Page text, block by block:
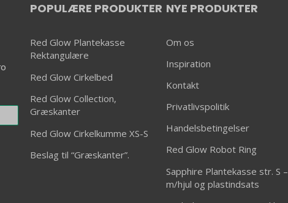
POPULÆRE PRODUKTER
Red Glow Plantekasse
Rektangulære
Red Glow Cirkelbed
Red Glow Collection,
Græskanter
Red Glow Cirkelkumme XS-S
Beslag til “Græskanter”.
NYE PRODUKTER
Om os
Inspiration
Kontakt
Privatlivspolitik
Handelsbetingelser
Red Glow Robot Ring
Sapphire Plantekasse str. S –
m/hjul og plastindsats